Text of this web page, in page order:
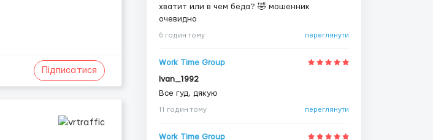
Підписатися
хватит или в чем беда? 🤣 мошенник
очевидно
6 годин тому переглянути
Work Time Group
Ivan_1992
Все гуд, дякую
11 годин тому переглянути
Work Time Group